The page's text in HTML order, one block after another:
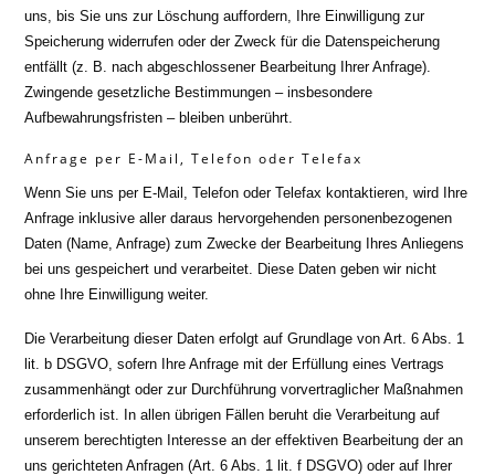
uns, bis Sie uns zur Löschung auffordern, Ihre Einwilligung zur
Speicherung widerrufen oder der Zweck für die Datenspeicherung
entfällt (z. B. nach abgeschlossener Bearbeitung Ihrer Anfrage).
Zwingende gesetzliche Bestimmungen – insbesondere
Aufbewahrungsfristen – bleiben unberührt.
Anfrage per E-Mail, Telefon oder Telefax
Wenn Sie uns per E-Mail, Telefon oder Telefax kontaktieren, wird Ihre
Anfrage inklusive aller daraus hervorgehenden personenbezogenen
Daten (Name, Anfrage) zum Zwecke der Bearbeitung Ihres Anliegens
bei uns gespeichert und verarbeitet. Diese Daten geben wir nicht
ohne Ihre Einwilligung weiter.
Die Verarbeitung dieser Daten erfolgt auf Grundlage von Art. 6 Abs. 1
lit. b DSGVO, sofern Ihre Anfrage mit der Erfüllung eines Vertrags
zusammenhängt oder zur Durchführung vorvertraglicher Maßnahmen
erforderlich ist. In allen übrigen Fällen beruht die Verarbeitung auf
unserem berechtigten Interesse an der effektiven Bearbeitung der an
uns gerichteten Anfragen (Art. 6 Abs. 1 lit. f DSGVO) oder auf Ihrer